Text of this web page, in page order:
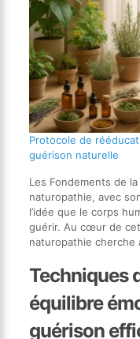
Protocole de
guérison naturelle
Les Fondements de
naturopathie, avec
l’idée que le corps
guérir. Au cœur de
naturopathie cherche
Techniques
équilibre
guérison